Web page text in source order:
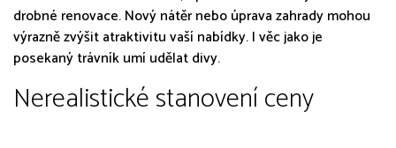
drobné renovace. Nový nátěr nebo úprava zahrady mohou
výrazně zvýšit atraktivitu vaší nabídky. I věc jako je
posekaný trávník umí udělat divy.
Nerealistické stanovení ceny